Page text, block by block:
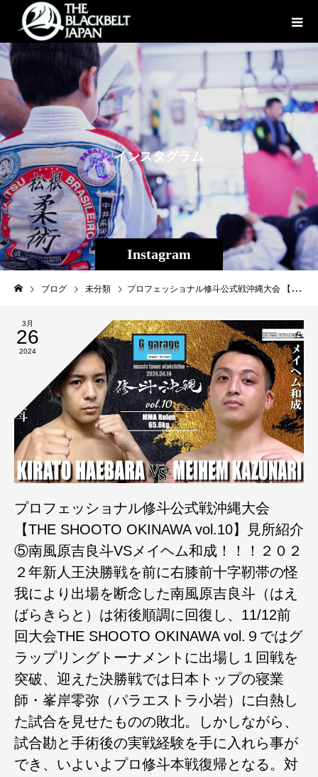
Instagram
インスタグラ ム
ブログ 未分類 プロフェッショナル修斗公式戦沖縄大会 【THE SHOOTO OKINAWA vol.10】見所紹介⑤南風原吉良斗VSメイヘム和成！！！２０２２年新人王決勝戦を前に右膝前十字靭帯の怪我により出場を断念した南風原吉良斗（はえばらきらと）は術後順調に回復し、11/12前回大会THE SHOOTO OKINAWA vol.９ではグラップリングトーナメントに出場し１回戦を突破、迎えた決勝戦では日本トップの寝業師・峯岸零弥（パラエストラ小岩）に白熱した試合を見せたものの敗北。しかしながら、試合勘と手術後の実戦経験を手に入れら事ができ、いよいよプロ修斗本戦復帰となる。対するは２０２２年４月のデビュー以降今回が６戦目コンスタントに試合をこなす小岩のメイヘム和成だ。パラエストラ小岩大内代表曰く、仕事が忙しい中で時間を作りながら練習をし、アマチュア時代はウェルター級で試合をしていたものの、プロになり2階級落とす過酷な減量を遂行できる気持ちが強い人間と話す。パラエストラ小岩選手との連戦となった南風原吉良斗、１年半の空白を取り戻す為、復帰戦を勝利し先の未来へ向けて爽快なRestartを切ることが出来るのか！？◆フェザー級（-６５．８ｋｇ）５分３Ｒ南風原吉良斗（沖縄那覇/Theパラエストラ沖縄那覇）ＶＳメイヘム和成（東京/パラエストラ小岩）【名前】南風原吉良斗（はえばらきらと）【所属】Theパラエストラ沖縄那覇【生年月日】2002年11月16日【身長】173cm【通常体重・階級】83kgフェザー級【出身地】沖縄県那覇市【プロ修斗戦績】6戦4勝2分【アマチュア戦績】16戦13勝3敗【SNSアカウント】Twitter→ @kirato1116 Instagram→ @kirato1116【試合に向けての意気込み】今回膝の手術から修斗は1年6ヶ月ぶりの復帰戦となります、体重が重くなり一度フェザー級で試合して今後はまたバンタムで試合する予定ですが、まずはこの試合しっかり勝って完全復活出来るよう仕上げたいと思います。【自身のアピールポイント】好きなことは生まれた時から変わらず食べる事、最近僕の中で流行ってるのが大阪王将のニンニクマシマシ岩塩付き冷凍餃子🥟（最近は減量で控えてますお腹グゥ〜）とんちんていの餃子に並ぶ美味さです^_^これを見て少しでも気になったらお近くのスーパーで買って欲しいです、デスターシャ！！【名前】メイヘム和成（めいへむかずなり）【所属】パラエストラ小岩【生年月日】1996年6月22日【身長】171cm【通常体重・階級】72kgフェザー級【出身地】東京都江戸川区【プロ修斗戦績】5戦1勝4敗【試合に向けての意気込み】ワンネー メイヘム和成ヤイビーン。ユタサルグトゥ ウニゲーサビラ。粘ります。【自身の趣味】精神世界に入る事。［大会名］プロフェッショナル修斗公式戦沖縄大会 【THE SHOOTO OKINAWA vol.10】［日時］2024年4月14日（日）［開場］14:00［開始］15:00［会場］ミュージックタウン音市場（沖縄市上地1-1-1)［主催］Theパラエストラ沖縄［認定］インターナショナル修斗コミッション［協力］一般社団法人日本修斗協会/ＥＶＥＲＧＲＯＵＮＤ/Studio Shine/ＪＭＯＣ/ＧＦＣ[特別メイン協賛]沖縄で車販売車両販売承ります！（那覇市古波蔵2-4-8-1）Instagram→→→https://www.instagram.com/like_impala/【G-garage】[特別協賛] 株式会社ファッションキャンディー/ふしくぶカフェ/沖縄広告株式会社/Deshign.SP41/Privatesalon CrossLine/SUIPARA＃道頓堀ワッフル/京都市役所前法律事務所/カルペディエム沖縄［チケット販売］全席完売御礼［お問合わせ］Theパラエストラ沖縄 TEL:098-851-4739[公式ＳＮＳ]THE SHOOTO OKINAWA 公式BlogTHE SHOOTO OKINAWA 公式instagramTHE SHOOTO OKINAWA 公式FACEBOOKTHE SHOOTO OKINAWA 公式TWITTER#shooto0414 #修斗 #shooto #EVERGROUND #斬修斗沖縄 #沖縄 #那覇 #コザ #MMA #総合格闘技 #THESHOOTOOKINAWA
3月
26
2024
プロフェッショナル修斗公式戦沖縄大会
【THE SHOOTO OKINAWA vol.10】見所紹介
⑤南風原吉良斗VSメイヘム和成！！！２０２
２年新人王決勝戦を前に右膝前十字靭帯の怪
我により出場を断念した南風原吉良斗（はえ
ばらきらと）は術後順調に回復し、11/12前
回大会THE SHOOTO OKINAWA vol.９ではグ
ラップリングトーナメントに出場し１回戦を
突破、迎えた決勝戦では日本トップの寝業
師・峯岸零弥（パラエストラ小岩）に白熱し
た試合を見せたものの敗北。しかしながら、
試合勘と手術後の実戦経験を手に入れら事が
でき、いよいよプロ修斗本戦復帰となる。対